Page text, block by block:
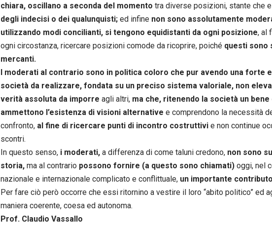
chiara, oscillano a seconda del momento tra diverse posizioni, stante che
degli indecisi o dei qualunquisti; ed infine non sono assolutamente
utilizzando modi concilianti, si tengono equidistanti da ogni posizione, al
ogni circostanza, ricercare posizioni comode da ricoprire, poiché questi sono
mercanti.
I moderati al contrario sono in politica coloro che pur avendo una forte
società da realizzare, fondata su un preciso sistema valoriale, non
verità assoluta da imporre agli altri, ma che, ritenendo la società un bene
ammettono l’esistenza di visioni alternative e comprendono la necessità
confronto, al fine di ricercare punti di incontro costruttivi e non continue
scontri.
In questo senso, i moderati, a differenza di come taluni credono, non sono
storia, ma al contrario possono fornire (a questo sono chiamati) oggi, nel
nazionale e internazionale complicato e conflittuale, un importante
Per fare ciò però occorre che essi ritornino a vestire il loro “abito politico” ed
maniera coerente, coesa ed autonoma.
Prof. Claudio Vassallo